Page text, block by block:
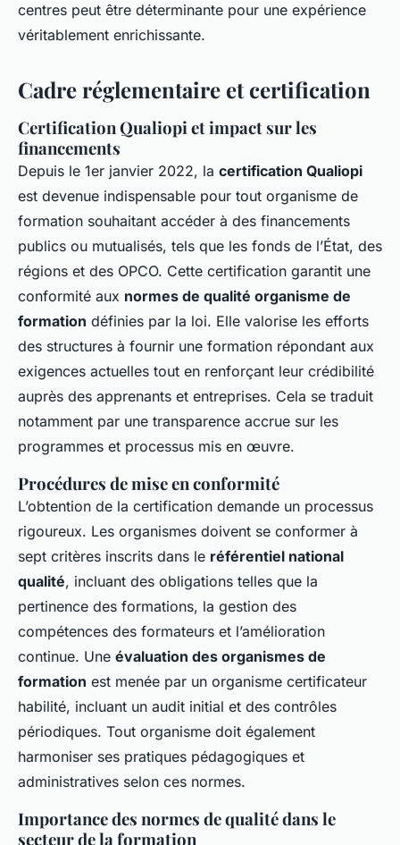
centres peut être déterminante pour une expérience
véritablement enrichissante.
Cadre réglementaire et certification
Certification Qualiopi et impact sur les
financements
Depuis le 1er janvier 2022, la certification Qualiopi
est devenue indispensable pour tout organisme de
formation souhaitant accéder à des financements
publics ou mutualisés, tels que les fonds de l’État, des
régions et des OPCO. Cette certification garantit une
conformité aux normes de qualité organisme de
formation définies par la loi. Elle valorise les efforts
des structures à fournir une formation répondant aux
exigences actuelles tout en renforçant leur crédibilité
auprès des apprenants et entreprises. Cela se traduit
notamment par une transparence accrue sur les
programmes et processus mis en œuvre.
Procédures de mise en conformité
L’obtention de la certification demande un processus
rigoureux. Les organismes doivent se conformer à
sept critères inscrits dans le référentiel national
qualité, incluant des obligations telles que la
pertinence des formations, la gestion des
compétences des formateurs et l’amélioration
continue. Une évaluation des organismes de
formation est menée par un organisme certificateur
habilité, incluant un audit initial et des contrôles
périodiques. Tout organisme doit également
harmoniser ses pratiques pédagogiques et
administratives selon ces normes.
Importance des normes de qualité dans le
secteur de la formation